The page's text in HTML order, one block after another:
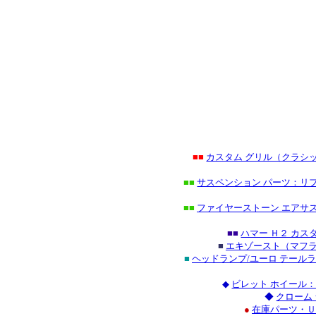
■■ カスタム グリル（クラシ
■■ サスペンション パーツ：リ
■■ ファイヤーストーン エアサ
■■ ハマー Ｈ２ カス
■ エキゾースト（マフ
■ ヘッドランプ/ユーロ テール
◆ ビレット ホイール
◆ クローム
● 在庫パーツ・